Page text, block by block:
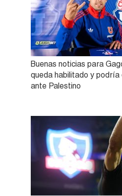
Buenas noticias para
queda habilitado y podría
ante Palestino